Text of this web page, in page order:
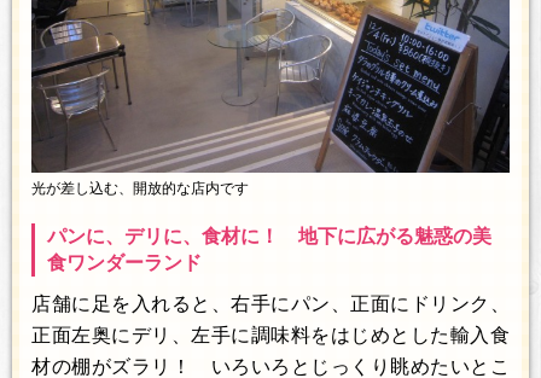
光が差し込む、開放的な店内です
パンに、デリに、食材に！ 地下に広がる魅惑の美
食ワンダーランド
店舗に足を入れると、右手にパン、正面にドリンク、
正面左奥にデリ、左手に調味料をはじめとした輸入食
材の棚がズラリ！ いろいろとじっくり眺めたいとこ